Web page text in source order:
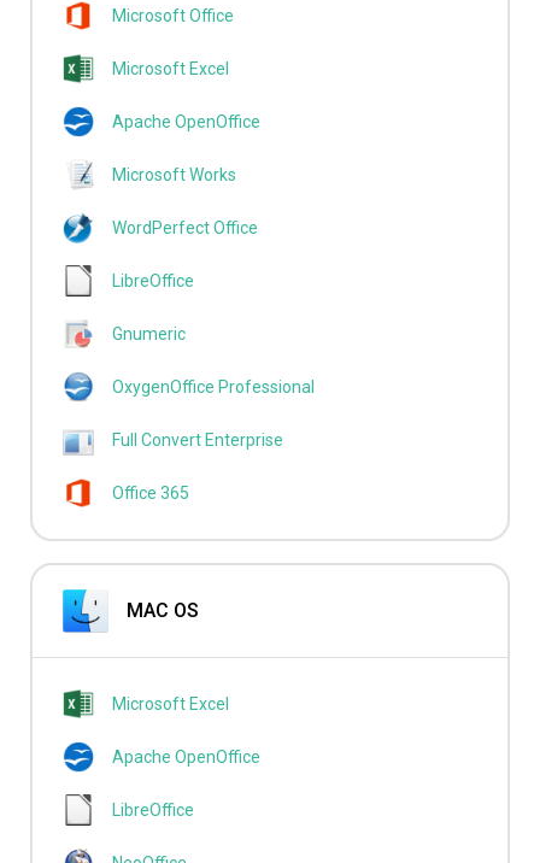
Microsoft Office
Microsoft Excel
Apache OpenOffice
Microsoft Works
WordPerfect Office
LibreOffice
Gnumeric
OxygenOffice Professional
Full Convert Enterprise
Office 365
MAC OS
Microsoft Excel
Apache OpenOffice
LibreOffice